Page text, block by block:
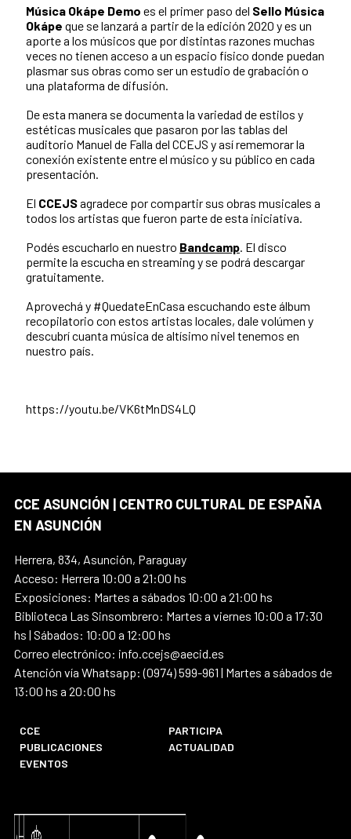
Música Okápe Demo es el primer paso del Sello Música
Okápe que se lanzará a partir de la edición 2020 y es un
aporte a los músicos que por distintas razones muchas
veces no tienen acceso a un espacio físico donde puedan
plasmar sus obras como ser un estudio de grabación o
una plataforma de difusión.
De esta manera se documenta la variedad de estilos y
estéticas musicales que pasaron por las tablas del
auditorio Manuel de Falla del CCEJS y así rememorar la
conexión existente entre el músico y su público en cada
presentación.
El CCEJSagradece por compartir sus obras musicales a
todos los artistas que fueron parte de esta iniciativa.
Podés escucharlo en nuestro Bandcamp. El disco
permite la escucha en streaming y se podrá descargar
gratuitamente.
Aprovechá y #QuedateEnCasa escuchando este álbum
recopilatorio con estos artistas locales, dale volúmen y
descubrí cuanta música de altísimo nivel tenemos en
nuestro país.
https://youtu.be/VK6tMnDS4LQ
CCE ASUNCIÓN | CENTRO CULTURAL DE ESPAÑA
EN ASUNCIÓN
Herrera, 834, Asunción, Paraguay
Acceso: Herrera 10:00 a 21:00 hs
Exposiciones: Martes a sábados 10:00 a 21:00 hs
Biblioteca Las Sinsombrero: Martes a viernes 10:00 a 17:30
hs | Sábados: 10:00 a 12:00 hs
Correo electrónico: info.ccejs@aecid.es
Atención vía Whatsapp: (0974) 599-961 | Martes a sábados de
13:00 hs a 20:00 hs
CCE
PARTICIPA
PUBLICACIONES
ACTUALIDAD
EVENTOS